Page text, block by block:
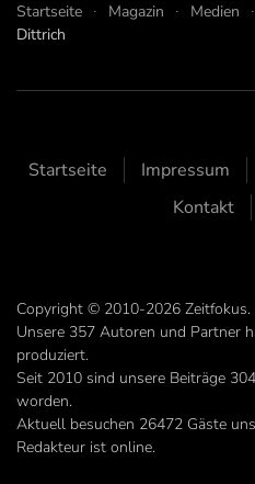
Startseite Magazin Medien
Dittrich
Startseite Impressum
Kontakt
Copyright © 2010-2026 Zeitfokus.
Unsere 357 Autoren und Partner
produziert.
Seit 2010 sind unsere Beiträge
worden.
Aktuell besuchen 26472 Gäste
Redakteur ist online.